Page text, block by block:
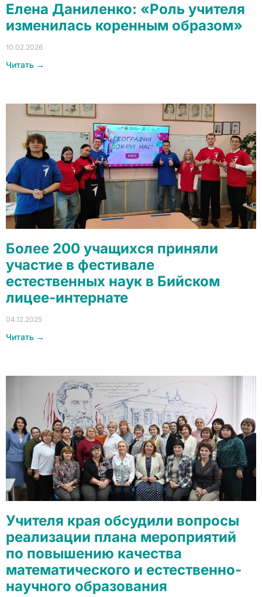
Елена Даниленко: «Роль учителя
изменилась коренным образом»
10.02.2026
Читать →
Более 200 учащихся приняли
участие в фестивале
естественных наук в Бийском
лицее-интернате
04.12.2025
Читать →
Учителя края обсудили вопросы
реализации плана мероприятий
по повышению качества
математического и естественно-
научного образования